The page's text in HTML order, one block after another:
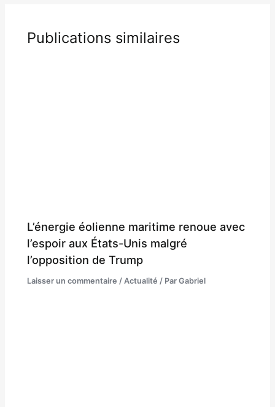
Publications similaires
L’énergie éolienne maritime renoue avec
l’espoir aux États-Unis malgré
l’opposition de Trump
Laisser un commentaire / Actualité / ParGabriel